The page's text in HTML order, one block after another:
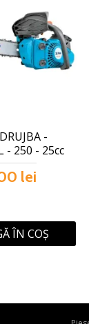
-
- 250 - 25cc
lei
ÎN COŞ